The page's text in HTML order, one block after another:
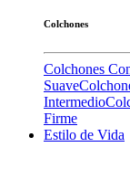
Colchones
Colchones
Suave
Intermedio
Firme
Estilo de Vida